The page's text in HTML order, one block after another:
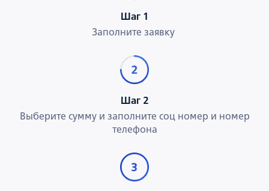
Шаг 1
Заполните заявку
Шаг 2
Выберите сумму и заполните соц номер и номер
телефона